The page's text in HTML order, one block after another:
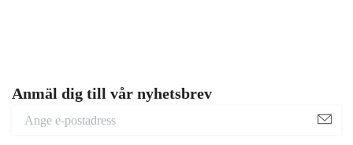
Anmäl dig till vår nyhetsbrev